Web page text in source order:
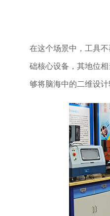
在这个场景中，工具
础核心设备，其地位
够将脑海中的二维设计